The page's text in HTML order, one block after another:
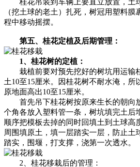
（挖土球的老土）扎死，树冠用塑料膜
程中移动摇摆。
第五、桂花定植及后期管理：
1、桂花树的定植：
栽植前要对预先挖好的树坑用运输
土10至15厘米。因桂花树不耐水淹，所
原地面高出10至15厘米。
首先吊下桂花树按原来生长的朝向
个角各放入塑料管一条，树坑填完土后
顺序把模板去掉的同时回填土到土球高
周围填原土，填一层踏实一层，防止土
踏实，围堰，打支撑，浇第一次透水。
2、桂花移栽后的管理：